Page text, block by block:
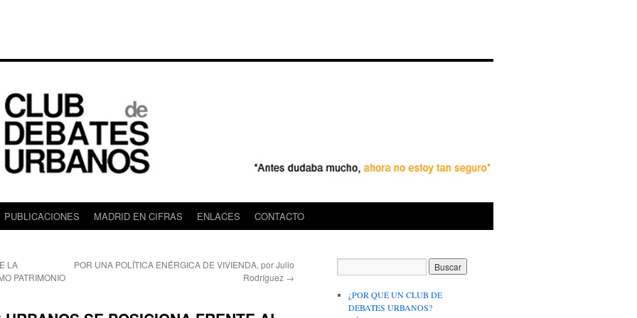
PUBLICACIONES MADRID EN CIFRAS ENLACES CONTACTO
LA
PATRIMONIO
POR UNA POLÍTICA ENÉRGICA DE VIVIENDA, por Julio
Rodríguez →
¿POR QUÉ UN CLUB DE
DEBATES URBANOS?